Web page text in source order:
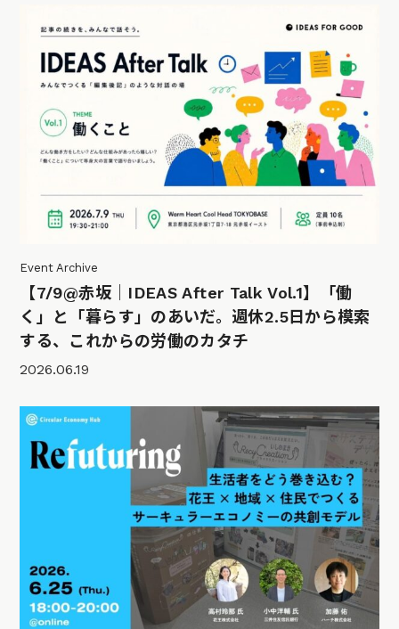
Event Archive
【7/9@赤坂｜IDEAS After Talk Vol.1】「働
く」と「暮らす」のあいだ。週休2.5日から模索
する、これからの労働のカタチ
2026.06.19